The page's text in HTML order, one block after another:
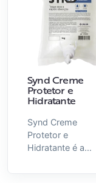
as
cruzadas, em
institucionais.
Synd Creme
Protetor e
Hidratante
Synd Creme
Protetor e
Hidratante é a